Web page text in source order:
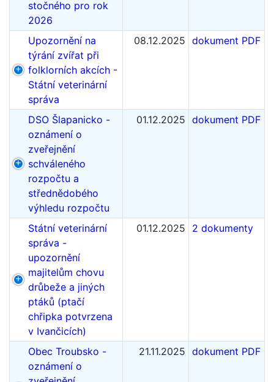
stočného pro rok
2026
Upozornění na
týrání zvířat při
folklorních akcích -
Státní veterinární
správa
08.12.2025 dokument PDF
DSO Šlapanicko -
oznámení o
zveřejnění
schváleného
rozpočtu a
střednědobého
výhledu rozpočtu
01.12.2025 dokument PDF
Státní veterinární
správa -
upozornění
majitelům chovu
drůbeže a jiných
ptáků (ptačí
chřipka potvrzena
v Ivančicích)
01.12.2025 2 dokumenty
Obec Troubsko -
oznámení o
21.11.2025 dokument PDF